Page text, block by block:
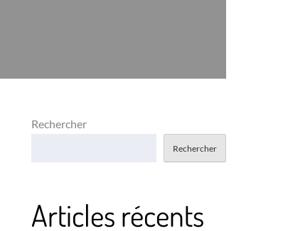
Rechercher
Rechercher
Articles récents